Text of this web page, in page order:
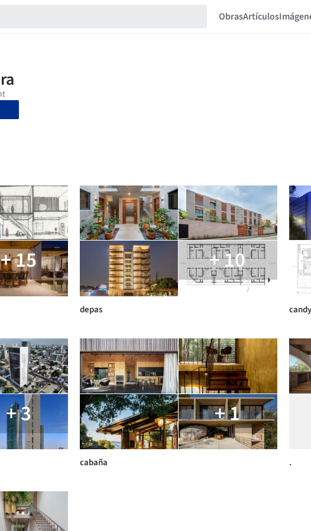
ObrasArtículos
+ 15 + 10
depas candy
+ 3 + 1
cabaña .